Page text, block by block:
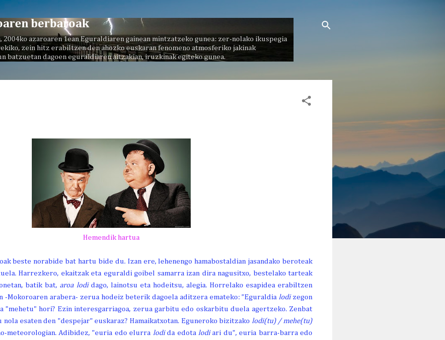
berbaroak
2004ko azaroaren 1ean Eguraldiaren gainean mintzatzeko gunea: zer-nolako ikuspegia
zein hitz erabiltzen den ahozko euskaran fenomeno atmosferiko jakinak
batzuetan dagoen eguraldiaren aitzakian, iruzkinak egiteko gunea.
Hemendik hartua
beste norabide bat hartu bide du. Izan ere, lehenengo hamabostaldian jasandako beroteak
Harrezkero, ekaitzak eta eguraldi goibel samarra izan dira nagusitxo, bestelako tarteak
batik bat, aroa lodidago, lainotsu eta hodeitsu, alegia. Horrelako esapidea erabiltzen
-Mokoroaren arabera- zerua hodeiz beterik dagoela aditzera emateko: "Eguraldia lodizegon
"mehetu" hori? Ezin interesgarriagoa, zerua garbitu edo oskarbitu duela agertzeko. Zenbat
esaten den "despejar" euskaraz? Hamaikatxotan. Eguneroko bizitzako lodi(tu) / mehe(tu)
meteorologian. Adibidez, "euria edo elurra lodida edota lodiari du", euria barra-barra edo